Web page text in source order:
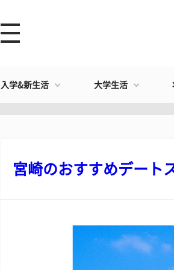
入学&新生活 大学生活
宮崎のおすすめデート